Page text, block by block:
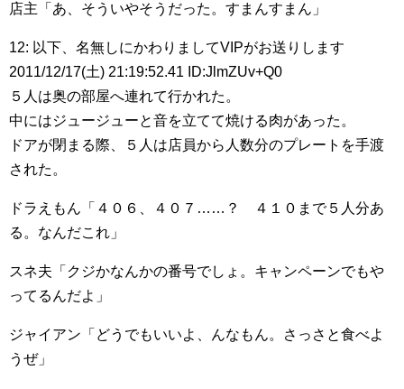
店主「あ、そういやそうだった。すまんすまん」
12: 以下、名無しにかわりましてVIPがお送りします
2011/12/17(土) 21:19:52.41 ID:JlmZUv+Q0
５人は奥の部屋へ連れて行かれた。
中にはジュージューと音を立てて焼ける肉があった。
ドアが閉まる際、５人は店員から人数分のプレートを手渡
された。
ドラえもん「４０６、４０７……？ ４１０まで５人分あ
る。なんだこれ」
スネ夫「クジかなんかの番号でしょ。キャンペーンでもや
ってるんだよ」
ジャイアン「どうでもいいよ、んなもん。さっさと食べよ
うぜ」